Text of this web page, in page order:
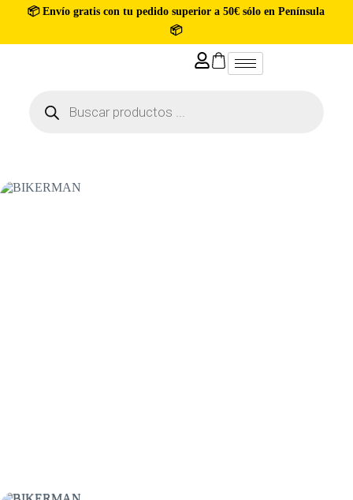
📦 Envío gratis con tu pedido superior a 50€ sólo en Península
📦